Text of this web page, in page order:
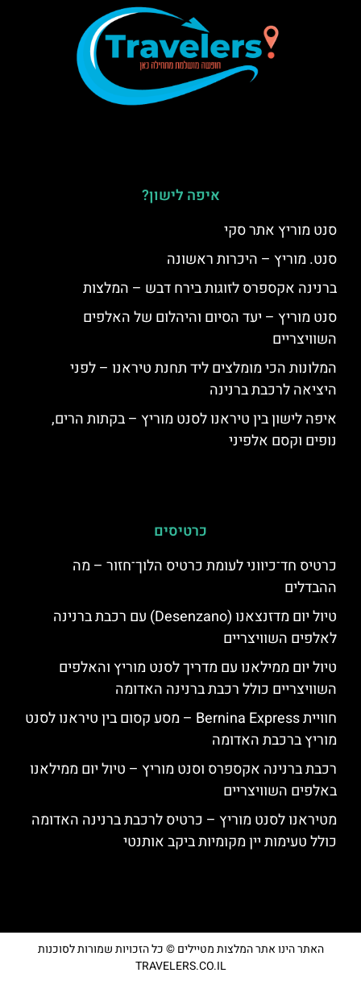
איפה לישון?
סנט מוריץ אתר סקי
סנט. מוריץ – היכרות ראשונה
ברנינה אקספרס לזוגות בירח דבש – המלצות
סנט מוריץ – יעד הסיום והיהלום של האלפים
השוויצריים
המלונות הכי מומלצים ליד תחנת טיראנו – לפני
היציאה לרכבת ברנינה
איפה לישון בין טיראנו לסנט מוריץ – בקתות הרים,
נופים וקסם אלפיני
כרטיסים
כרטיס חד־כיווני לעומת כרטיס הלוך־חזור – מה
ההבדלים
טיול יום מדזנצאנו (Desenzano) עם רכבת ברנינה
לאלפים השוויצריים
טיול יום ממילאנו עם מדריך לסנט מוריץ והאלפים
השוויצריים כולל רכבת ברנינה האדומה
חוויית Bernina Express – מסע קסום בין טיראנו לסנט
מוריץ ברכבת האדומה
רכבת ברנינה אקספרס וסנט מוריץ – טיול יום ממילאנו
באלפים השוויצריים
מטיראנו לסנט מוריץ – כרטיס לרכבת ברנינה האדומה
כולל טעימות יין מקומיות ביקב אותנטי
האתר הינו אתר המלצות מטיילים © כל הזכויות שמורות לסוכנות
TRAVELERS.CO.IL